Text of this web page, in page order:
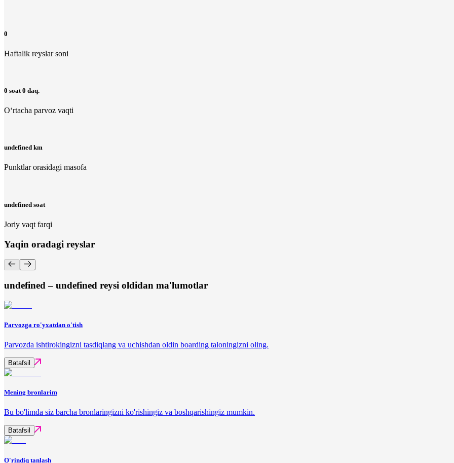
0
Haftalik reyslar soni
0 soat 0 daq.
O‘rtacha parvoz vaqti
undefined km
Punktlar orasidagi masofa
undefined soat
Joriy vaqt farqi
Yaqin oradagi reyslar
undefined – undefined reysi oldidan ma'lumotlar
Parvozga ro'yxatdan o'tish
Parvozda ishtirokingizni tasdiqlang va uchishdan oldin boarding taloningizni oling.
Batafsil
Mening bronlarim
Bu bo'limda siz barcha bronlaringizni ko'rishingiz va boshqarishingiz mumkin.
Batafsil
O'rindiq tanlash